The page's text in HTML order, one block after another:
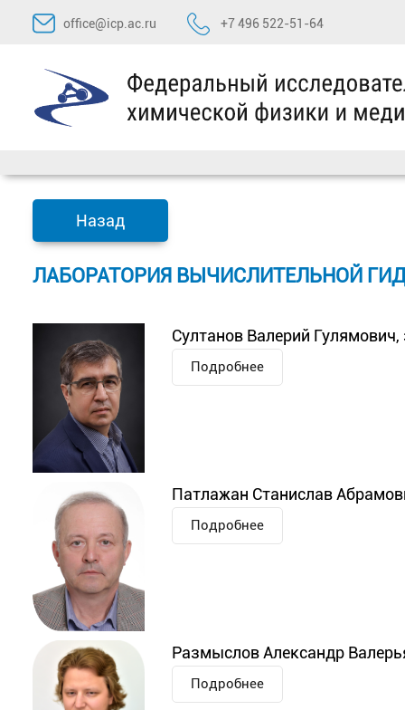
Перейти
содержимому
office@icp.ac.ru +7 496 522-51-64
Назад
ЛАБОРАТОРИЯ ВЫЧИСЛИТЕЛЬНОЙ
Султанов Валерий
Подробнее
Патлажан Станислав
Подробнее
Размыслов Александр
Подробнее